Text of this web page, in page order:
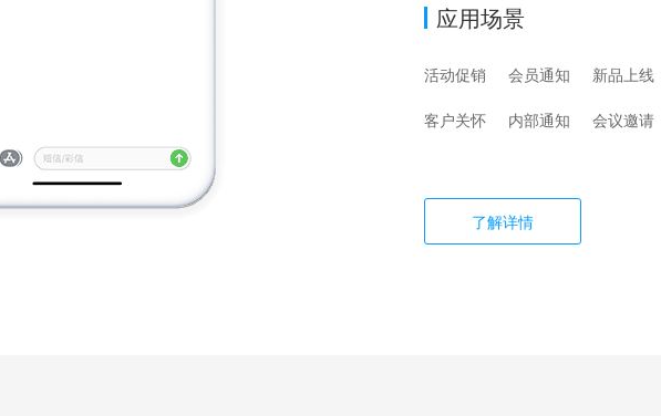
应用场景
活动促销 会员通知 新品上线
客户关怀 内部通知 会议邀请
了解详情